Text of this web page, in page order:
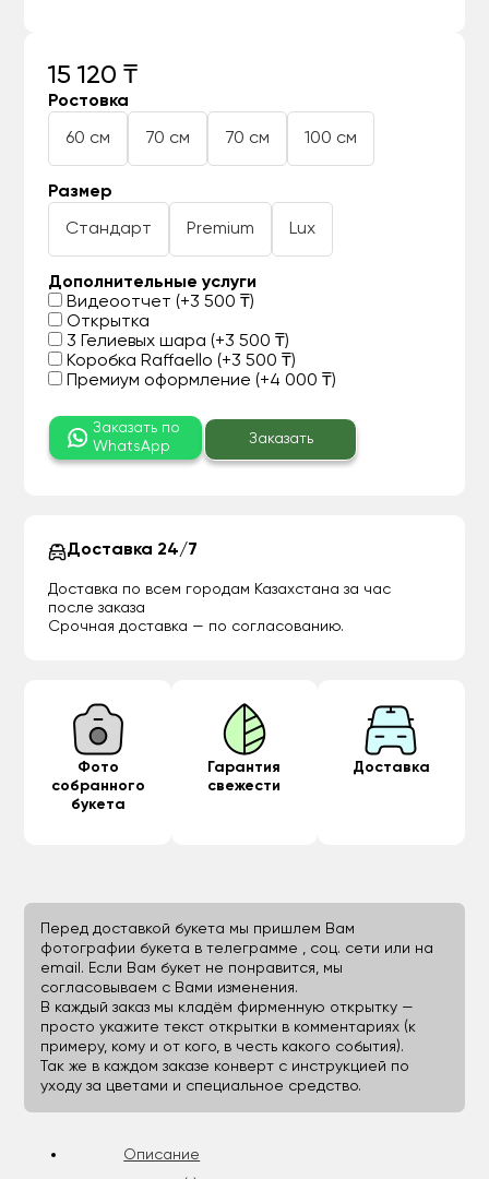
15 120 ₸
Ростовка
60 см 70 см 70 см 100 см
Размер
Стандарт Premium Lux
Дополнительные услуги
Видеоотчет (+3 500 ₸)
Открытка
3 Гелиевых шара (+3 500 ₸)
Коробка Raffaello (+3 500 ₸)
Премиум оформление (+4 000 ₸)
Заказать по
WhatsApp
Заказать
Доставка 24/7
Доставка по всем городам Казахстана за час
после заказа
Срочная доставка — по согласованию.
Фото
собранного
букета
Гарантия
свежести
Доставка
Перед доставкой букета мы пришлем Вам
фотографии букета в телеграмме , соц. сети или на
email. Если Вам букет не понравится, мы
согласовываем с Вами изменения.
В каждый заказ мы кладём фирменную открытку —
просто укажите текст открытки в комментариях (к
примеру, кому и от кого, в честь какого события).
Так же в каждом заказе конверт с инструкцией по
уходу за цветами и специальное средство.
Описание